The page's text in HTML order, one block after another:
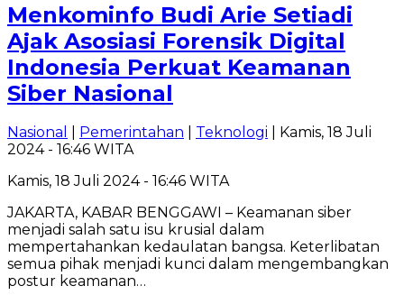
Menkominfo Budi Arie Setiadi
Ajak Asosiasi Forensik Digital
Indonesia Perkuat Keamanan
Siber Nasional
Nasional Pemerintahan Teknologi | Kamis, 18 Juli
2024 - 16:46 WITA
Kamis, 18 Juli 2024 - 16:46 WITA
JAKARTA, KABAR BENGGAWI – Keamanan siber
menjadi salah satu isu krusial dalam
mempertahankan kedaulatan bangsa. Keterlibatan
semua pihak menjadi kunci dalam mengembangkan
postur keamanan…